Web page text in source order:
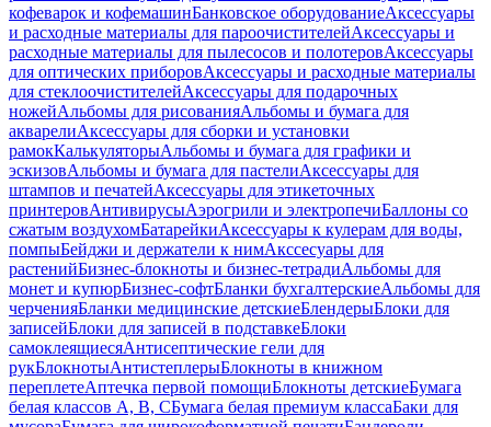
кофеварок и кофемашинБанковское оборудованиеАксессуары
и расходные материалы для пароочистителейАксессуары и
расходные материалы для пылесосов и полотеровАксессуары
для оптических приборовАксессуары и расходные материалы
для стеклоочистителейАксессуары для подарочных
ножейАльбомы для рисованияАльбомы и бумага для
акварелиАксессуары для сборки и установки
рамокКалькуляторыАльбомы и бумага для графики и
эскизовАльбомы и бумага для пастелиАксессуары для
штампов и печатейАксессуары для этикеточных
принтеровАнтивирусыАэрогрили и электропечиБаллоны со
сжатым воздухомБатарейкиАксессуары к кулерам для воды,
помпыБейджи и держатели к нимАкссесуары для
растенийБизнес-блокноты и бизнес-тетрадиАльбомы для
монет и купюрБизнес-софтБланки бухгалтерскиеАльбомы для
черченияБланки медицинские детскиеБлендерыБлоки для
записейБлоки для записей в подставкеБлоки
самоклеящиесяАнтисептические гели для
рукБлокнотыАнтистеплерыБлокноты в книжном
переплетеАптечка первой помощиБлокноты детскиеБумага
белая классов А, В, СБумага белая премиум классаБаки для